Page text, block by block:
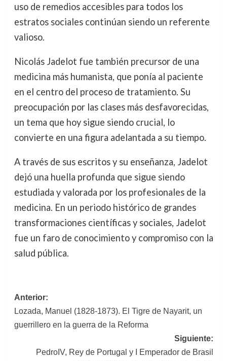
uso de remedios accesibles para todos los
estratos sociales continúan siendo un referente
valioso.
Nicolás Jadelot fue también precursor de una
medicina más humanista, que ponía al paciente
en el centro del proceso de tratamiento. Su
preocupación por las clases más desfavorecidas,
un tema que hoy sigue siendo crucial, lo
convierte en una figura adelantada a su tiempo.
A través de sus escritos y su enseñanza, Jadelot
dejó una huella profunda que sigue siendo
estudiada y valorada por los profesionales de la
medicina. En un periodo histórico de grandes
transformaciones científicas y sociales, Jadelot
fue un faro de conocimiento y compromiso con la
salud pública.
Navegación
de
entradas
Anterior:
Lozada, Manuel (1828-1873). El Tigre de Nayarit, un
guerrillero en la guerra de la Reforma
Siguiente:
PedroIV, Rey de Portugal y I Emperador de Brasil